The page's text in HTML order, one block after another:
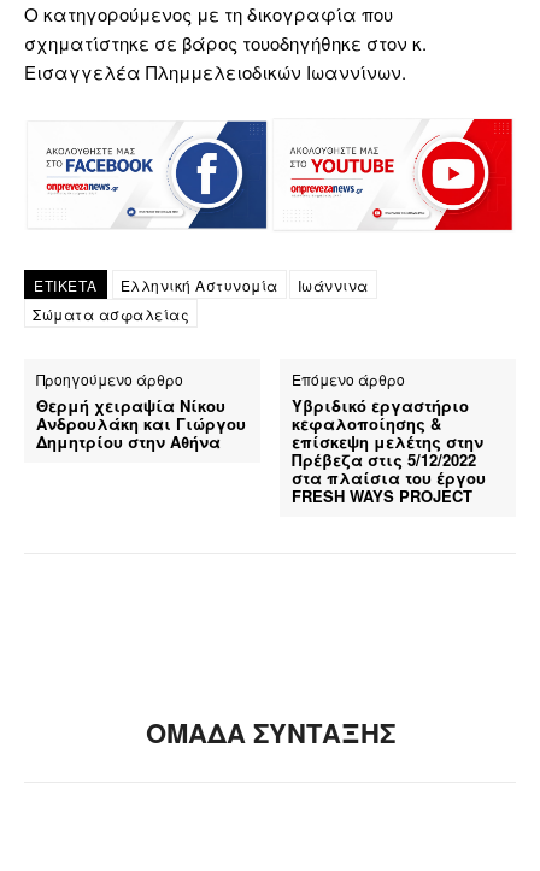
Ο κατηγορούμενος με τη δικογραφία που
σχηματίστηκε σε βάρος τουοδηγήθηκε στον κ.
Εισαγγελέα Πλημμελειοδικών Ιωαννίνων.
ΕΤΙΚΕΤΑ Ελληνική Αστυνομία
Ιωάννινα
Σώματα ασφαλείας
Προηγούμενο άρθρο
Θερμή χειραψία Νίκου
Ανδρουλάκη και Γιώργου
Δημητρίου στην Αθήνα
Επόμενο άρθρο
Υβριδικό εργαστήριο
κεφαλοποίησης &
επίσκεψη μελέτης στην
Πρέβεζα στις 5/12/2022
στα πλαίσια του έργου
FRESH WAYS PROJECT
ΟΜΑΔΑ ΣΥΝΤΑΞΗΣ